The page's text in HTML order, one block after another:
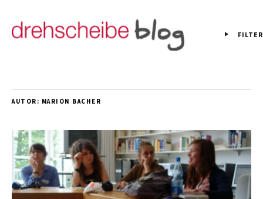
FILTER
AUTOR: MARION BACHER